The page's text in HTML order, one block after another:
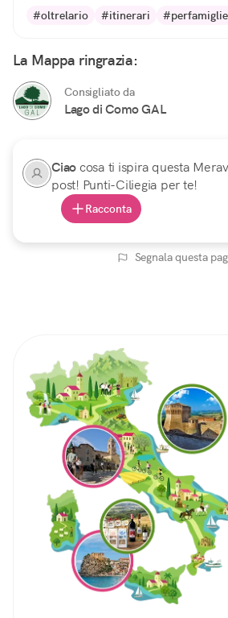
#oltrelario #itinerari #perfamiglie
La Mappa ringrazia:
Consigliato da
Lago di Como GAL
Ciaocosa ti ispira questa
post! Punti-Ciliegia per te!
Racconta
Segnala questa